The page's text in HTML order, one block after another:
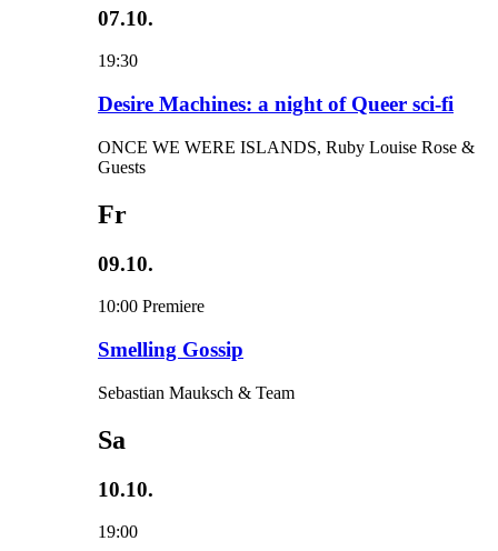
07.10.
19:30
Desire Machines: a night of Queer sci-fi
ONCE WE WERE ISLANDS, Ruby Louise Rose &
Guests
Fr
09.10.
10:00 Premiere
Smelling Gossip
Sebastian Mauksch & Team
Sa
10.10.
19:00